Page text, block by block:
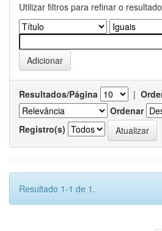
Utilizar filtros para refinar o
Resultados/Página |
Ordenar
Registro(s)
Resultado 1-1 de 1.